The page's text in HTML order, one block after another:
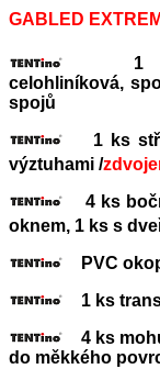
GABLED
1 ks
celohliníková,
spojů
1 ks
výztuhami /
4 ks
oknem, 1 ks s
PVC
1 ks
4 ks
do měkkého